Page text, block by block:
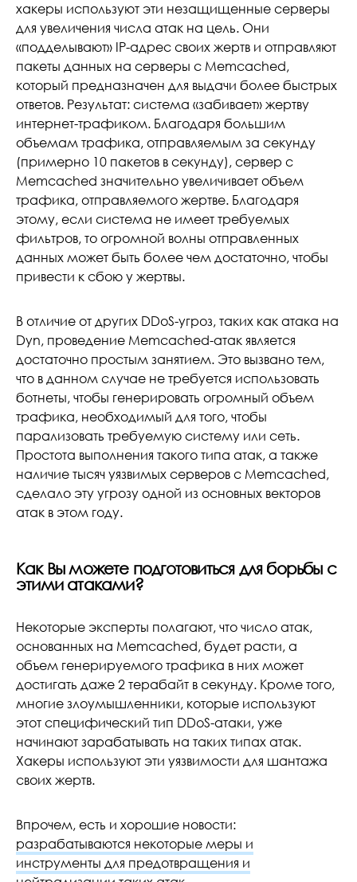
хакеры используют эти незащищенные серверы
для увеличения числа атак на цель. Они
«подделывают» IP-адрес своих жертв и отправляют
пакеты данных на серверы с Memcached,
который предназначен для выдачи более быстрых
ответов. Результат: система «забивает» жертву
интернет-трафиком. Благодаря большим
объемам трафика, отправляемым за секунду
(примерно 10 пакетов в секунду), сервер с
Memcached значительно увеличивает объем
трафика, отправляемого жертве. Благодаря
этому, если система не имеет требуемых
фильтров, то огромной волны отправленных
данных может быть более чем достаточно, чтобы
привести к сбою у жертвы.
В отличие от других DDoS-угроз, таких как атака на
Dyn, проведение Memcached-атак является
достаточно простым занятием. Это вызвано тем,
что в данном случае не требуется использовать
ботнеты, чтобы генерировать огромный объем
трафика, необходимый для того, чтобы
парализовать требуемую систему или сеть.
Простота выполнения такого типа атак, а также
наличие тысяч уязвимых серверов с Memcached,
сделало эту угрозу одной из основных векторов
атак в этом году.
Как Вы можете подготовиться для борьбы с
этими атаками?
Некоторые эксперты полагают, что число атак,
основанных на Memcached, будет расти, а
объем генерируемого трафика в них может
достигать даже 2 терабайт в секунду. Кроме того,
многие злоумышленники, которые используют
этот специфический тип DDoS-атаки, уже
начинают зарабатывать на таких типах атак.
Хакеры используют эти уязвимости для шантажа
своих жертв.
Впрочем, есть и хорошие новости:
разрабатываются некоторые меры и
инструменты для предотвращения и